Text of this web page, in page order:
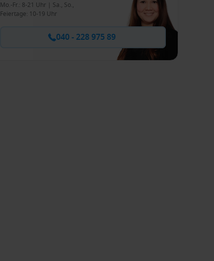
Mo.-Fr.: 8-21 Uhr | Sa., So.,
Feiertage: 10-19 Uhr
040 - 228 975 89